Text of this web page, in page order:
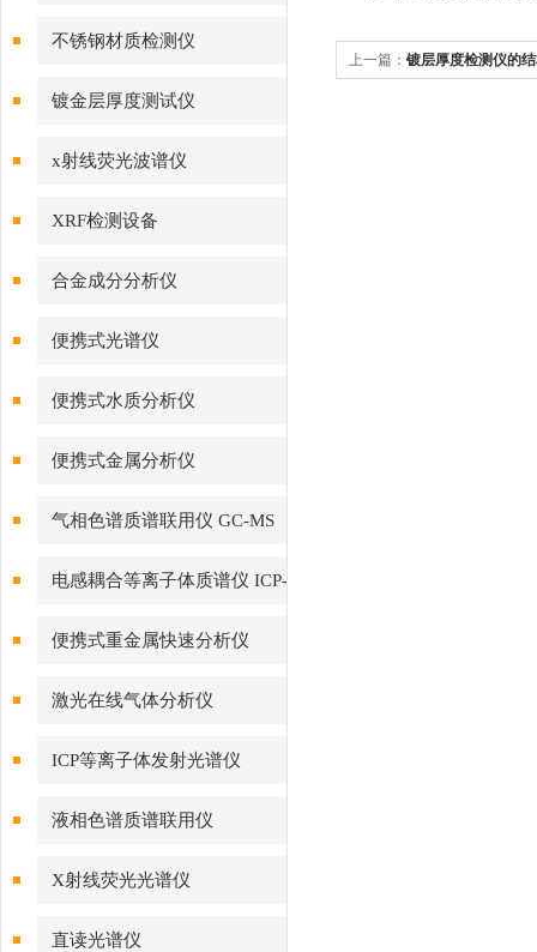
不锈钢材质检测仪
镀金层厚度测试仪
x射线荧光波谱仪
XRF检测设备
合金成分分析仪
便携式光谱仪
便携式水质分析仪
便携式金属分析仪
气相色谱质谱联用仪 GC-MS
电感耦合等离子体质谱仪 ICP-
MS
便携式重金属快速分析仪
激光在线气体分析仪
ICP等离子体发射光谱仪
液相色谱质谱联用仪
X射线荧光光谱仪
直读光谱仪
上一篇： 镀层厚度检测仪的